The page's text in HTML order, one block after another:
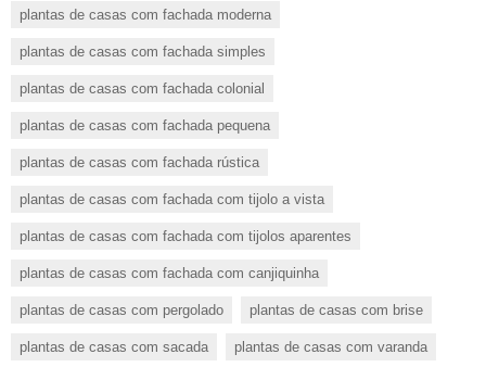
plantas de casas com fachada moderna
plantas de casas com fachada simples
plantas de casas com fachada colonial
plantas de casas com fachada pequena
plantas de casas com fachada rústica
plantas de casas com fachada com tijolo a vista
plantas de casas com fachada com tijolos aparentes
plantas de casas com fachada com canjiquinha
plantas de casas com pergolado plantas de casas com brise
plantas de casas com sacada plantas de casas com varanda